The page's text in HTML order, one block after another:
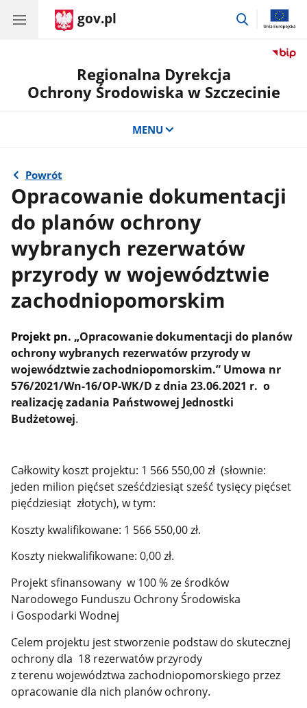
gov.pl
przejdź
Regionalna Dyrekcja
Ochrony Środowiska w Szczecinie
MENU
Powrót
Opracowanie dokumentacji
do planów ochrony
wybranych rezerwatów
przyrody w województwie
zachodniopomorskim
Projekt pn. „Opracowanie dokumentacji do planów
ochrony wybranych rezerwatów przyrody w
województwie zachodniopomorskim.” Umowa nr
576/2021/Wn-16/OP-WK/D z dnia 23.06.2021 r. o
realizację zadania Państwowej Jednostki
Budżetowej.
Całkowity koszt projektu: 1 566 550,00 zł (słownie:
jeden milion pięćset sześćdziesiąt sześć tysięcy pięćset
pięćdziesiąt złotych), w tym:
Koszty kwalifikowane: 1 566 550,00 zł.
Koszty niekwalifikowane: 0,00 zł.
Projekt sfinansowany w 100 % ze środków
Narodowego Funduszu Ochrony Środowiska
i Gospodarki Wodnej
Celem projektu jest stworzenie podstaw do skutecznej
ochrony dla 18 rezerwatów przyrody
z terenu województwa zachodniopomorskiego przez
opracowanie dla nich planów ochrony.